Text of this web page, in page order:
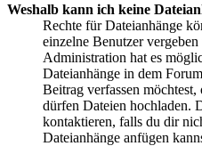
Weshalb kann ich keine
Rechte für Dateianhänge
einzelne Benutzer
Administration hat es
Dateianhänge in dem
Beitrag verfassen
dürfen Dateien hochladen.
kontaktieren, falls du dir
Dateianhänge anfügen